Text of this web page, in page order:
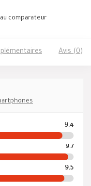
comparateur
Avis (0)
9.4
9.7
9.5